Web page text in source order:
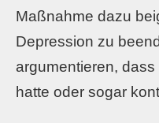
Maßnahme dazu
Depression zu
argumentieren,
hatte oder sogar